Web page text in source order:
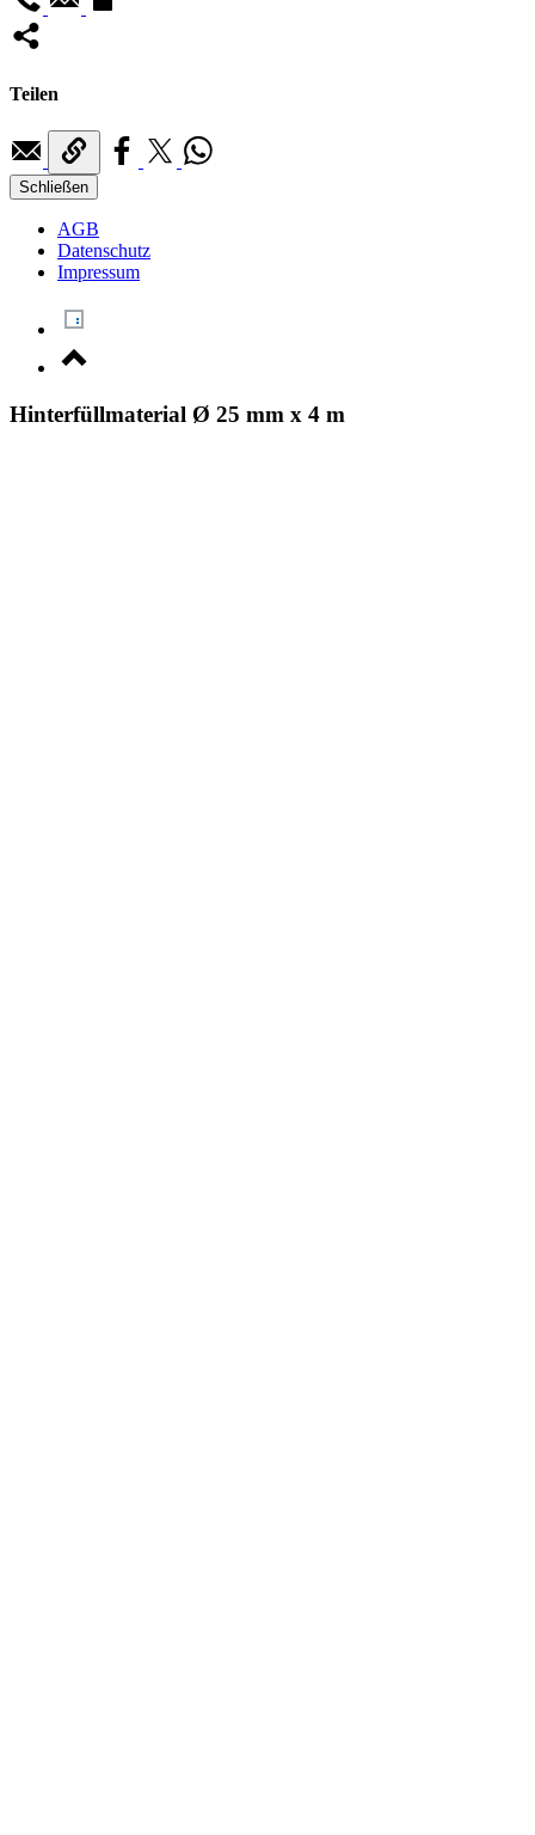
Teilen
Schließen
AGB
Datenschutz
Impressum
Hinterfüllmaterial Ø 25 mm x 4 m